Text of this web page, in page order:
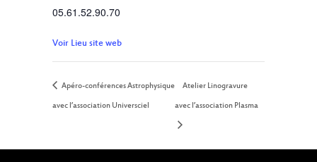
05.61.52.90.70
Voir Lieu site web
Apéro-conférences Astrophysique
avec l’association Universciel
Atelier Linogravure
avec l’association Plasma